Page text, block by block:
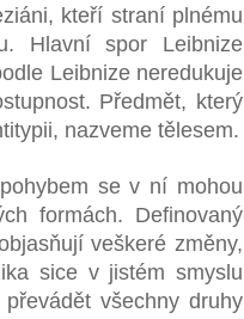
kteří straní plnému
Hlavní spor Leibnize
Leibnize neredukuje
Předmět, který
nazveme tělesem.
se v ní mohou
formách. Definovaný
veškeré změny,
sice v jistém smyslu
všechny druhy